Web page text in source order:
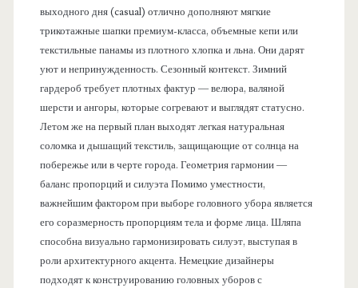
выходного дня (casual) отлично дополняют мягкие
трикотажные шапки премиум-класса, объемные кепи или
текстильные панамы из плотного хлопка и льна. Они дарят
уют и непринужденность. Сезонный контекст. Зимний
гардероб требует плотных фактур — велюра, валяной
шерсти и ангоры, которые согревают и выглядят статусно.
Летом же на первый план выходят легкая натуральная
соломка и дышащий текстиль, защищающие от солнца на
побережье или в черте города. Геометрия гармонии —
баланс пропорций и силуэта Помимо уместности,
важнейшим фактором при выборе головного убора является
его соразмерность пропорциям тела и форме лица. Шляпа
способна визуально гармонизировать силуэт, выступая в
роли архитектурного акцента. Немецкие дизайнеры
подходят к конструированию головных уборов с